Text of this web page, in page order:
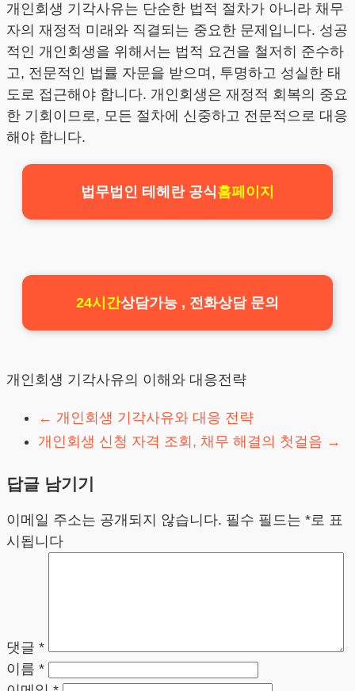
개인회생 기각사유는 단순한 법적 절차가 아니라 채무
자의 재정적 미래와 직결되는 중요한 문제입니다. 성공
적인 개인회생을 위해서는 법적 요건을 철저히 준수하
고, 전문적인 법률 자문을 받으며, 투명하고 성실한 태
도로 접근해야 합니다. 개인회생은 재정적 회복의 중요
한 기회이므로, 모든 절차에 신중하고 전문적으로 대응
해야 합니다.
법무법인 테헤란 공식홈페이지
24시간상담가능 , 전화상담 문의
개인회생 기각사유의 이해와 대응전략
← 개인회생 기각사유와 대응 전략
개인회생 신청 자격 조회, 채무 해결의 첫걸음 →
답글 남기기
이메일 주소는 공개되지 않습니다. 필수 필드는 *로 표
시됩니다
댓글 *
이름 *